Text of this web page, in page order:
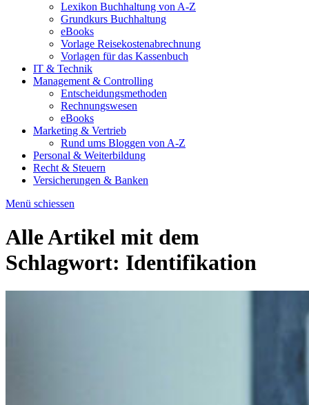
Lexikon Buchhaltung von A-Z
Grundkurs Buchhaltung
eBooks
Vorlage Reisekostenabrechnung
Vorlagen für das Kassenbuch
IT & Technik
Management & Controlling
Entscheidungsmethoden
Rechnungswesen
eBooks
Marketing & Vertrieb
Rund ums Bloggen von A-Z
Personal & Weiterbildung
Recht & Steuern
Versicherungen & Banken
Menü schiessen
Alle Artikel mit dem
Schlagwort: Identifikation